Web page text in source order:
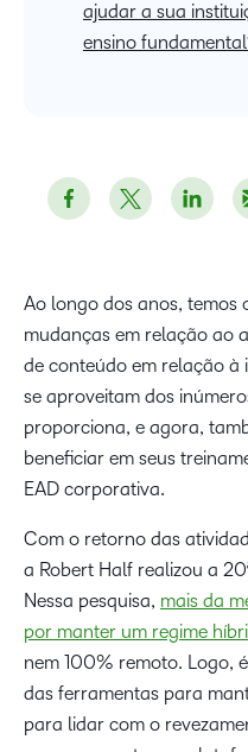
Ao longo dos anos, temos
mudanças em relação ao
de conteúdo em relação à
se aproveitam dos
proporciona, e agora,
beneficiar em seus
EAD corporativa.
Com o retorno das
a Robert Half realizou a
Nessa pesquisa, mais da
por manter um regime
nem 100% remoto. Logo,
das ferramentas para
para lidar com o
ajudar a sua
ensino